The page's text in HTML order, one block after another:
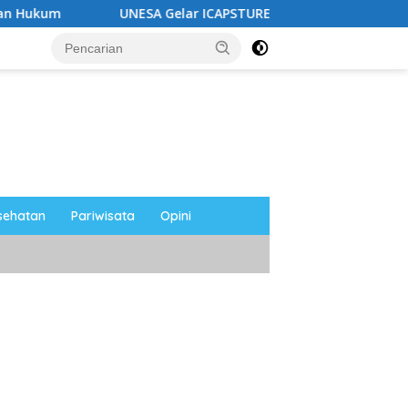
UNESA Gelar ICAPSTURE 2026 di Magetan, Dorong Inovasi
Pariwisata Opini